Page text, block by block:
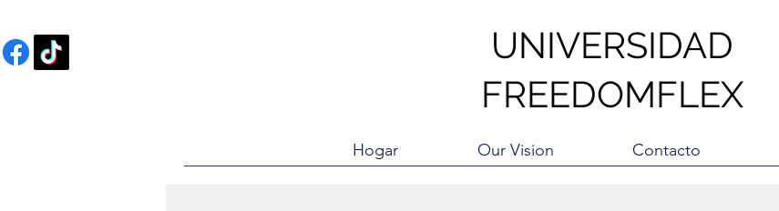
UNIVERSIDAD
FREEDOMFLEX
Hogar Our Vision Contacto